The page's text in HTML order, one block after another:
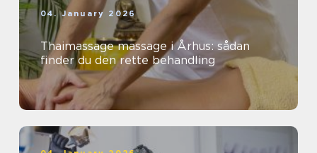
04. January 2026
Thaimassage massage i Århus: sådan
finder du den rette behandling